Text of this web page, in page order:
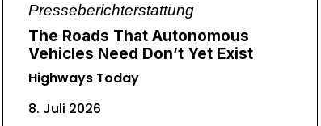
Presseberichterstattung
The Roads That Autonomous
Vehicles Need Don’t Yet Exist
Highways Today
8. Juli 2026